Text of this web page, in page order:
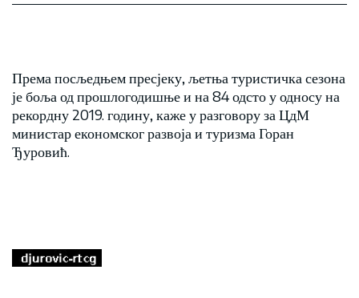
Према посљедњем пресјеку, љетња туристичка сезона
је боља од прошлогодишње и на 84 одсто у односу на
рекордну 2019. годину, каже у разговору за ЦдМ
министар економског развоја и туризма Горан
Ђуровић.